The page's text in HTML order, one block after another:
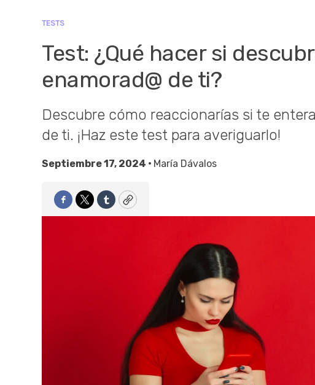
TESTS
Test: ¿Qué hacer si
enamorad@ de ti?
Descubre cómo reaccionarías si te
de ti. ¡Haz este test para averiguarlo!
Septiembre 17, 2024 • María Dávalos
Facebook
TwitterTumblrCopy